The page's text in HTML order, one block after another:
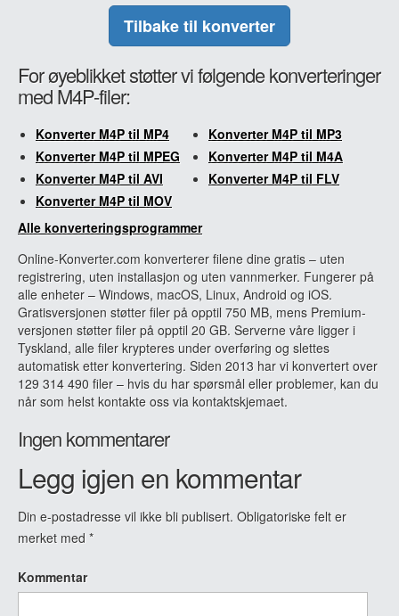
Tilbake til konverter
For øyeblikket støtter vi følgende konverteringer
med M4P-filer:
Konverter M4P til MP4
Konverter M4P til MP3
Konverter M4P til MPEG
Konverter M4P til M4A
Konverter M4P til AVI
Konverter M4P til FLV
Konverter M4P til MOV
Alle konverteringsprogrammer
Online-Konverter.com konverterer filene dine gratis – uten
registrering, uten installasjon og uten vannmerker. Fungerer på
alle enheter – Windows, macOS, Linux, Android og iOS.
Gratisversjonen støtter filer på opptil 750 MB, mens Premium-
versjonen støtter filer på opptil 20 GB. Serverne våre ligger i
Tyskland, alle filer krypteres under overføring og slettes
automatisk etter konvertering. Siden 2013 har vi konvertert over
129 314 490 filer – hvis du har spørsmål eller problemer, kan du
når som helst kontakte oss via kontaktskjemaet.
Ingen kommentarer
Legg igjen en kommentar
Din e-postadresse vil ikke bli publisert. Obligatoriske felt er
merket med *
Kommentar